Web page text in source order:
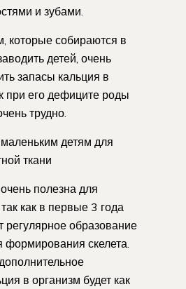
и зубами.
которые собираются в
детей, очень
запасы кальция в
при его дефиците роды
трудно.
детям для
ткани
полезна для
как в первые 3 года
регулярное образование
формирования скелета.
в организм будет как